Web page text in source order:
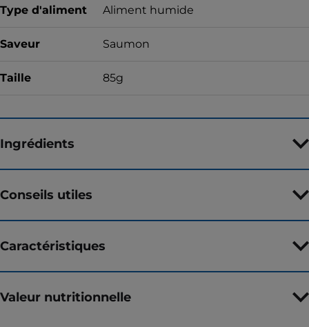
Type d'aliment Aliment humide
Saveur Saumon
Taille 85g
Ingrédients
Conseils utiles
Caractéristiques
Valeur nutritionnelle